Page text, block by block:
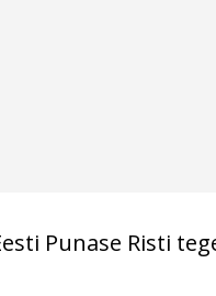
Punase Risti